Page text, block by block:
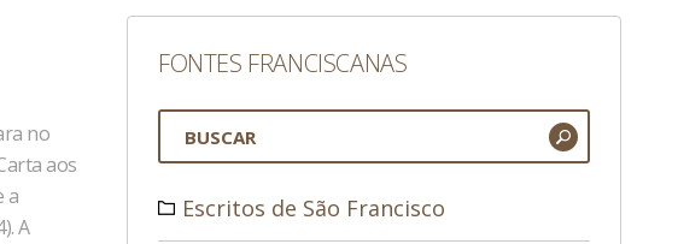
no
aos
a
A
FONTES FRANCISCANAS
Escritos de São Francisco